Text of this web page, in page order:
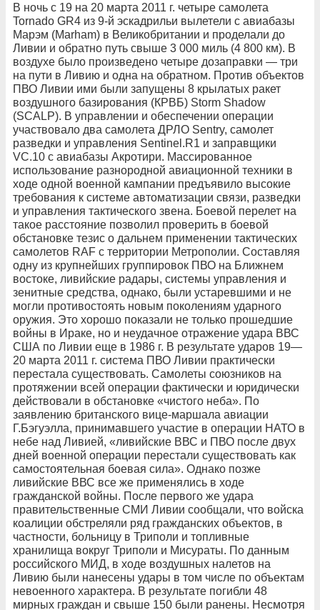
В ночь с 19 на 20 марта 2011 г. четыре самолета
Tornado GR4 из 9-й эскадрильи вылетели с авиабазы
Марэм (Marham) в Великобритании и проделали до
Ливии и обратно путь свыше 3 000 миль (4 800 км). В
воздухе было произведено четыре дозаправки — три
на пути в Ливию и одна на обратном. Против объектов
ПВО Ливии ими были запущены 8 крылатых ракет
воздушного базирования (КРВБ) Storm Shadow
(SCALP). В управлении и обеспечении операции
участвовало два самолета ДРЛО Sentry, самолет
разведки и управления Sentinel.R1 и заправщики
VC.10 с авиабазы Акротири. Массированное
использование разнородной авиационной техники в
ходе одной военной кампании предъявило высокие
требования к системе автоматизации связи, разведки
и управления тактического звена. Боевой перелет на
такое расстояние позволил проверить в боевой
обстановке тезис о дальнем применении тактических
самолетов RAF с территории Метрополии. Составляя
одну из крупнейших группировок ПВО на Ближнем
востоке, ливийские радары, системы управления и
зенитные средства, однако, были устаревшими и не
могли противостоять новым поколениям ударного
оружия. Это хорошо показали не только прошедшие
войны в Ираке, но и неудачное отражение удара ВВС
США по Ливии еще в 1986 г. В результате ударов 19—
20 марта 2011 г. система ПВО Ливии практически
перестала существовать. Самолеты союзников на
протяжении всей операции фактически и юридически
действовали в обстановке «чистого неба». По
заявлению британского вице-маршала авиации
Г.Бэгуэлла, принимавшего участие в операции НАТО в
небе над Ливией, «ливийские ВВС и ПВО после двух
дней военной операции перестали существовать как
самостоятельная боевая сила». Однако позже
ливийские ВВС все же применялись в ходе
гражданской войны. После первого же удара
правительственные СМИ Ливии сообщали, что войска
коалиции обстреляли ряд гражданских объектов, в
частности, больницу в Триполи и топливные
хранилища вокруг Триполи и Мисураты. По данным
российского МИД, в ходе воздушных налетов на
Ливию были нанесены удары в том числе по объектам
невоенного характера. В результате погибли 48
мирных граждан и свыше 150 были ранены. Несмотря